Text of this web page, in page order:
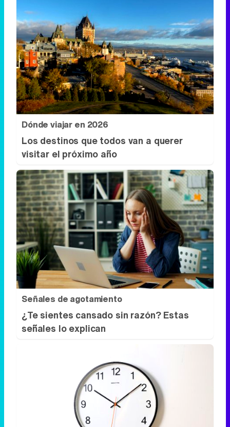
Dónde viajar en 2026
Los destinos que todos van a querer
visitar el próximo año
Señales de agotamiento
¿Te sientes cansado sin razón? Estas
señales lo explican